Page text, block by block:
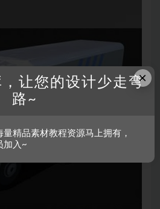
×
让您的设计少走弯
路~
精品素材教程资源马上拥有，
加入~